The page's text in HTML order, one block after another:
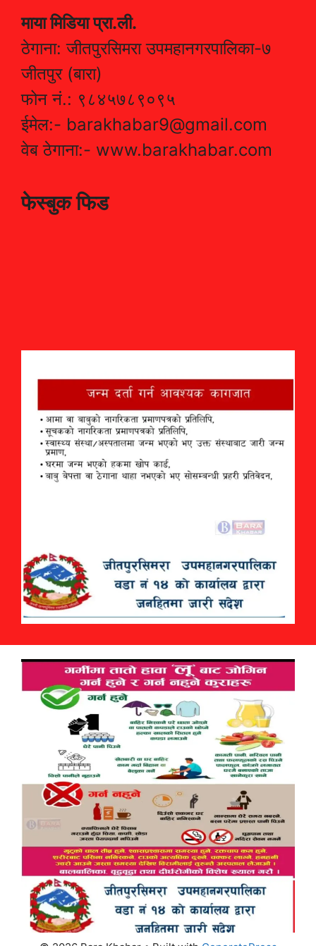
माया मिडिया प्रा.ली.
ठेगाना: जीतपुरसिमरा उपमहानगरपालिका-७
जीतपुर (बारा)
फोन नं.: ९८४५७८९०९५
ईमेल:- barakhabar9@gmail.com
वेब ठेगाना:- www.barakhabar.com
फेस्बुक फिड